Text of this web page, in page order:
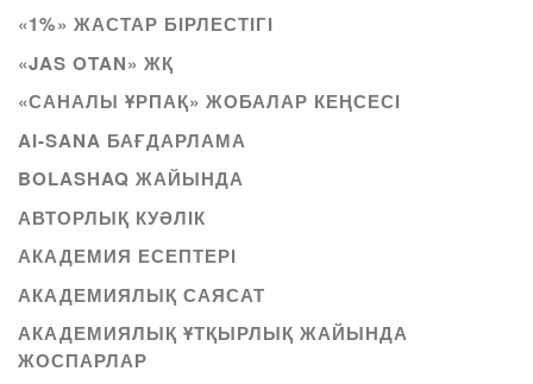
«1%» ЖАСТАР БІРЛЕСТІГІ
«JAS OTAN» ЖҚ
«САНАЛЫ ҰРПАҚ» ЖОБАЛАР КЕҢСЕСІ
AI-SANA БАҒДАРЛАМА
BOLASHAQ ЖАЙЫНДА
АВТОРЛЫҚ КУӘЛІК
АКАДЕМИЯ ЕСЕПТЕРІ
АКАДЕМИЯЛЫҚ САЯСАТ
АКАДЕМИЯЛЫҚ ҰТҚЫРЛЫҚ ЖАЙЫНДА
ЖОСПАРЛАР